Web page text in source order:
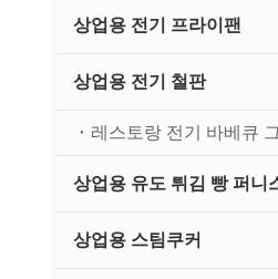
상업용 전기 프라이팬
상업용 전기 철판
레스토랑 전기 바베큐
상업용 유도 튀김 빵 퍼니
상업용 스팀쿠커